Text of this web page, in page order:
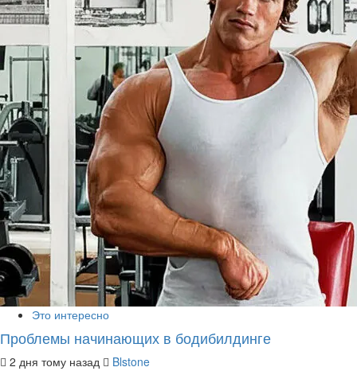
Это интересно
Проблемы начинающих в бодибилдинге
2 дня тому назад Blstone